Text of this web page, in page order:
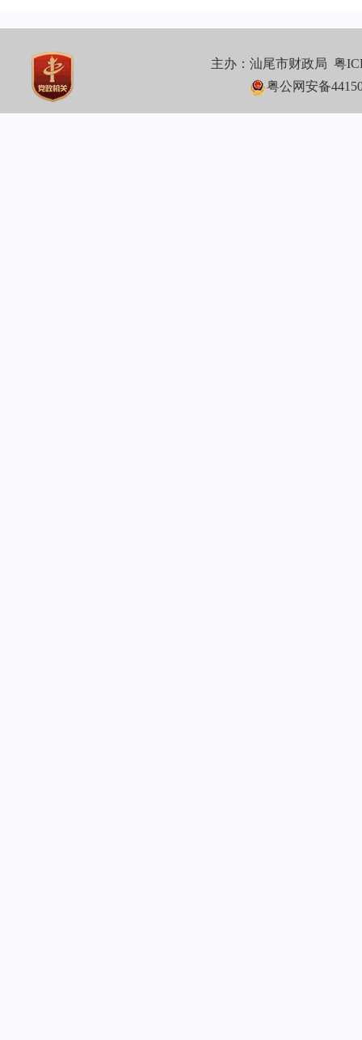
主办：汕尾市财政局粤
粤公网安备